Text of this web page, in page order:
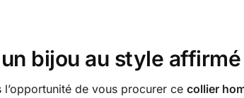
bijou au style
l’opportunité de vous procurer ce collier